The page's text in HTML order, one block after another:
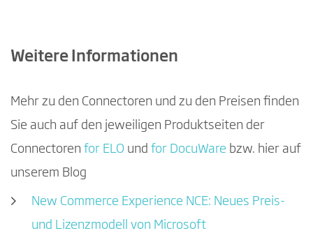
Weitere Informationen
Mehr zu den Connectoren und zu den Preisen finden
Sie auch auf den jeweiligen Produktseiten der
Connectoren for ELO und for DocuWare bzw. hier auf
unserem Blog
New Commerce Experience NCE: Neues Preis-
und Lizenzmodell von Microsoft